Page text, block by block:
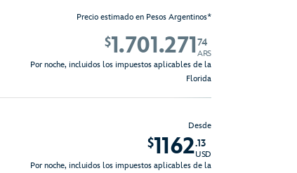
Precio estimado en Pesos Argentinos*
$1.701.27174
ARS
Por noche, incluidos los impuestos aplicables de la
Florida
Desde
$1162.13
USD
Por noche, incluidos los impuestos aplicables de la